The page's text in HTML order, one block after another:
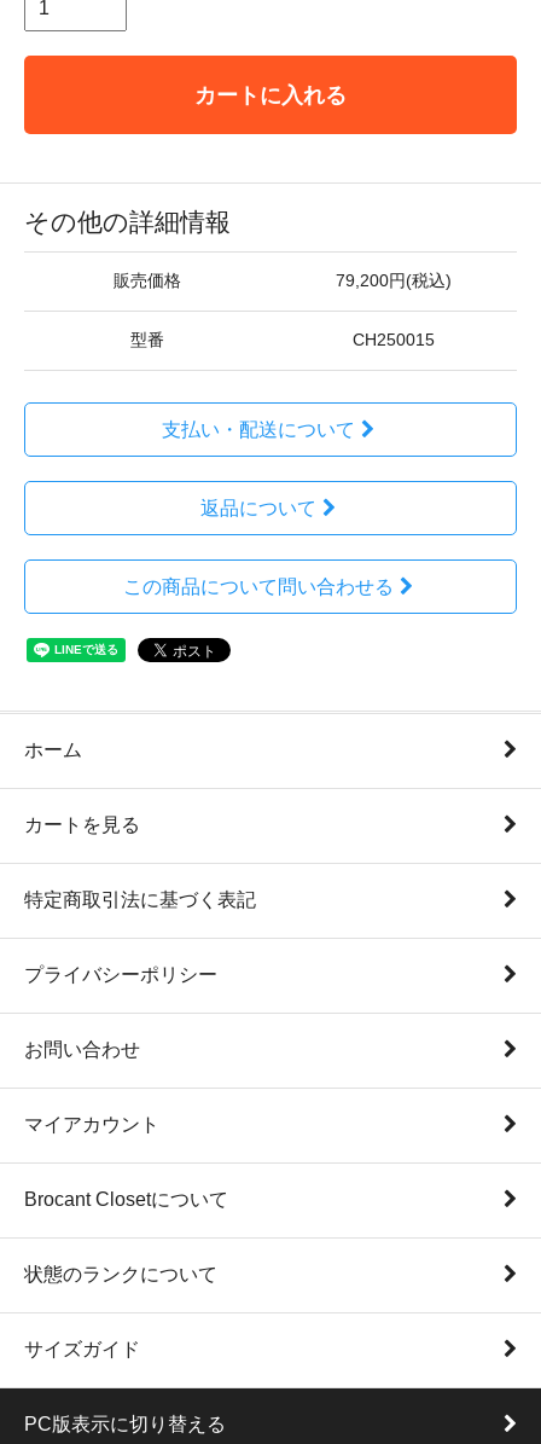
カートに入れる
その他の詳細情報
販売価格 79,200円(税込)
型番 CH250015
支払い・配送について
返品について
この商品について問い合わせる
ホーム
カートを見る
特定商取引法に基づく表記
プライバシーポリシー
お問い合わせ
マイアカウント
Brocant Closetについて
状態のランクについて
サイズガイド
PC版表示に切り替える